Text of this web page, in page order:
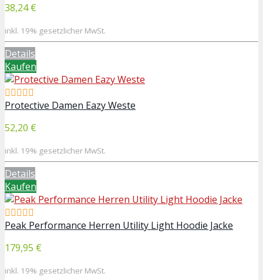
38,24 €
inkl. 19% gesetzlicher MwSt.
Details
Kaufen
Protective Damen Eazy Weste
52,20 €
inkl. 19% gesetzlicher MwSt.
Details
Kaufen
Peak Performance Herren Utility Light Hoodie Jacke
179,95 €
inkl. 19% gesetzlicher MwSt.